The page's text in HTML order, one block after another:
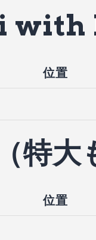
with
位置
特大
位置